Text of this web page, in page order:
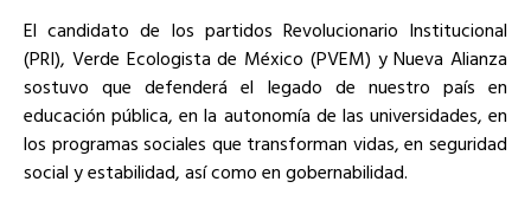
El candidato de los partidos Revolucionario Institucional
(PRI), Verde Ecologista de México (PVEM) y Nueva Alianza
sostuvo que defenderá el legado de nuestro país en
educación pública, en la autonomía de las universidades, en
los programas sociales que transforman vidas, en seguridad
social y estabilidad, así como en gobernabilidad.